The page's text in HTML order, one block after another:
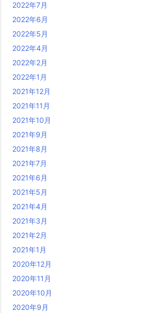
2022年7月
2022年6月
2022年5月
2022年4月
2022年2月
2022年1月
2021年12月
2021年11月
2021年10月
2021年9月
2021年8月
2021年7月
2021年6月
2021年5月
2021年4月
2021年3月
2021年2月
2021年1月
2020年12月
2020年11月
2020年10月
2020年9月